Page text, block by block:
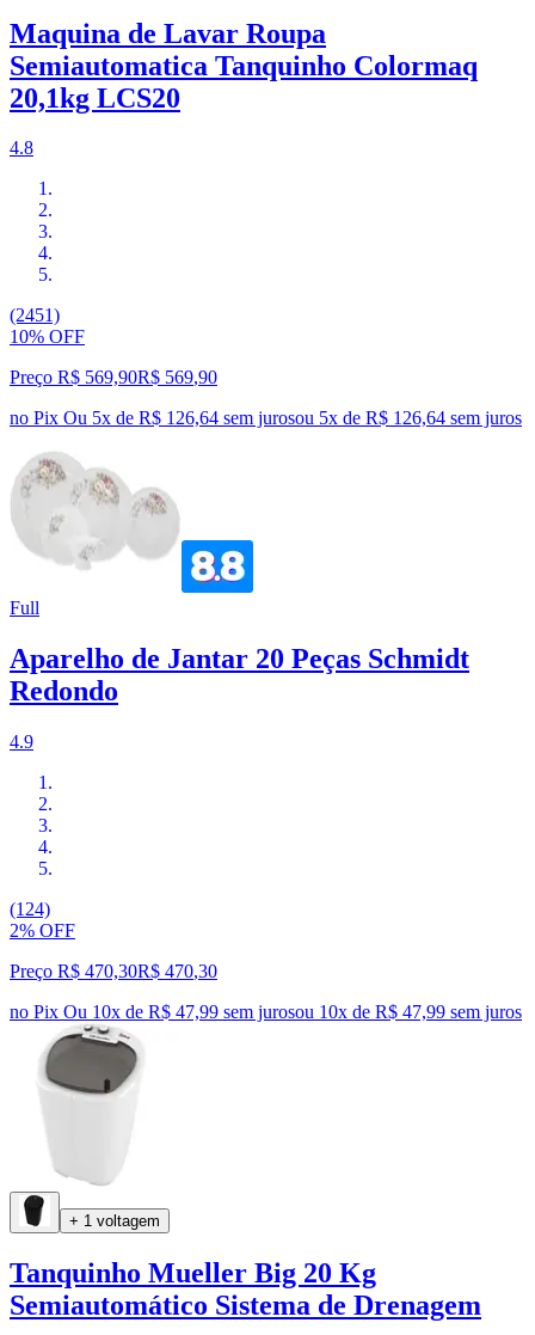
Maquina de Lavar Roupa
Semiautomatica Tanquinho Colormaq
20,1kg LCS20
4.8
(2451)
10% OFF
Preço R$ 569,90R$ 569,90
no Pix Ou 5x de R$ 126,64 sem jurosou 5x de R$ 126,64 sem juros
Full
Aparelho de Jantar 20 Peças Schmidt
Redondo
4.9
(124)
2% OFF
Preço R$ 470,30R$ 470,30
no Pix Ou 10x de R$ 47,99 sem jurosou 10x de R$ 47,99 sem juros
+ 1 voltagem
Tanquinho Mueller Big 20 Kg
Semiautomático Sistema de Drenagem